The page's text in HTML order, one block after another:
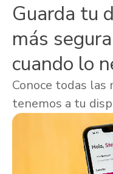
Guarda tu
más
cuando lo
Conoce todas las
tenemos a tu